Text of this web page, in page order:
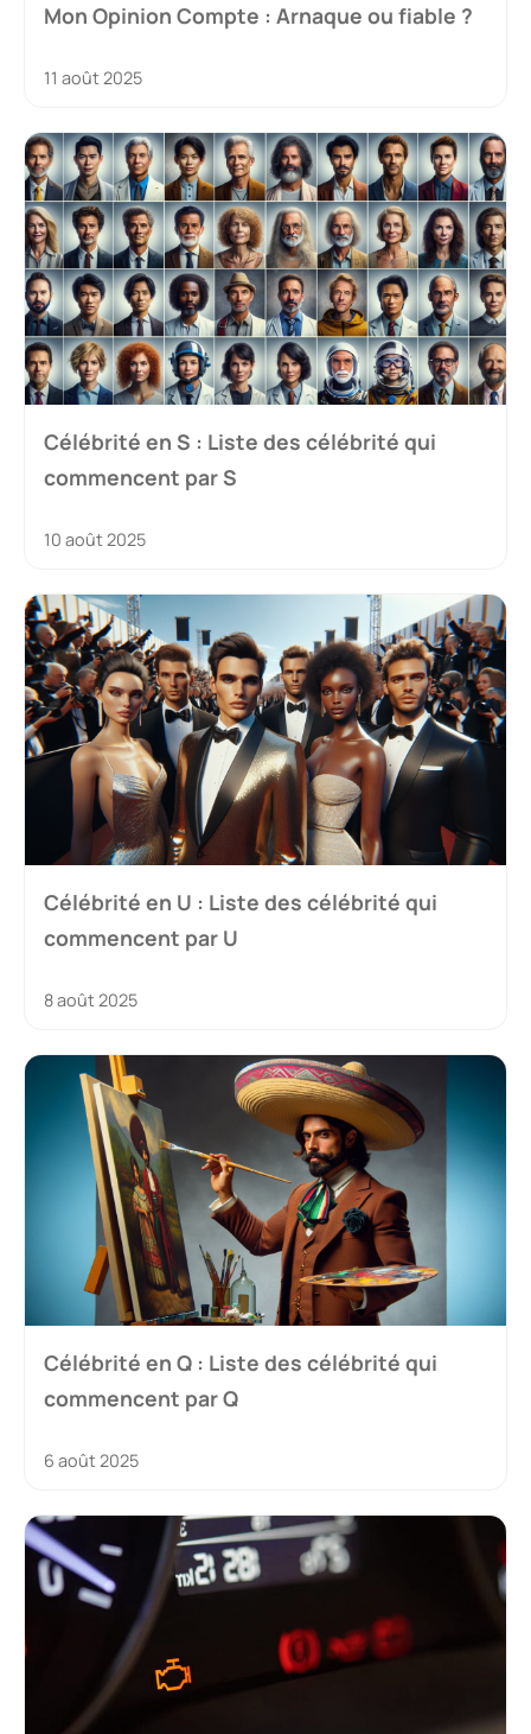
Mon Opinion Compte : Arnaque ou fiable ?
11 août 2025
Célébrité en S : Liste des célébrité qui
commencent par S
10 août 2025
Célébrité en U : Liste des célébrité qui
commencent par U
8 août 2025
Célébrité en Q : Liste des célébrité qui
commencent par Q
6 août 2025